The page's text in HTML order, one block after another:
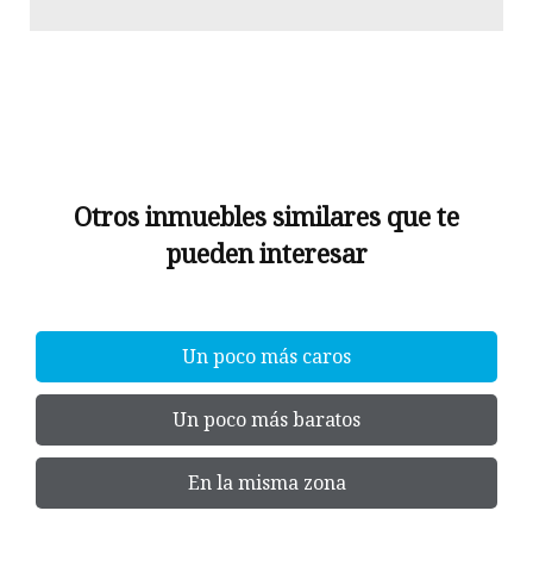
Otros inmuebles similares que te
pueden interesar
Un poco más caros
Un poco más baratos
En la misma zona